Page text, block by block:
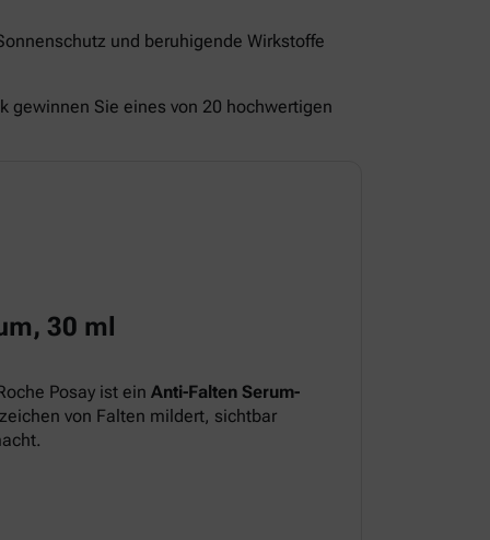
und beruhigende Wirkstoffe
gewinnen Sie eines von 20 hochwertigen
30 ml
Posay ist ein Anti-Falten Serum-
von Falten mildert, sichtbar